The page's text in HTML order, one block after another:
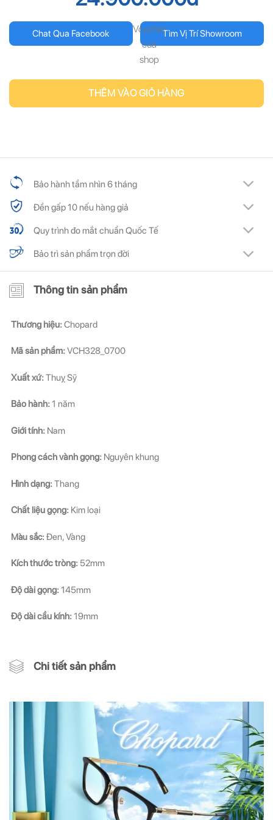
Chat Qua Facebook Tìm Vị Trí Showroom
Voucher
của
shop
THÊM VÀO GIỎ HÀNG
Bảo hành tầm nhìn 6 tháng
Đền gấp 10 nếu hàng giả
Quy trình đo mắt chuẩn Quốc Tế
Bảo trì sản phẩm trọn đời
Thông tin sản phẩm
Thương hiệu:Chopard
Mã sản phẩm:VCH328_0700
Xuất xứ:Thuỵ Sỹ
Bảo hành:1 năm
Giới tính: Nam
Phong cách vành gọng: Nguyên khung
Hình dạng:Thang
Chất liệu gọng: Kim loại
Màu sắc: Đen, Vàng
Kích thước tròng: 52mm
Độ dài gọng:145mm
Độ dài cầu kính:19mm
Chi tiết sản phẩm